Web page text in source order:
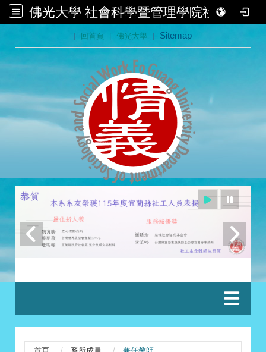
佛光大學 社會科學暨管理學院社會學系
| 回首頁 | 佛光大學 | Sitemap